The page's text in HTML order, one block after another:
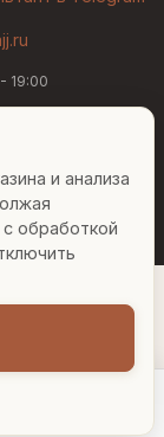
19:00
и анализа
обработкой
металлов